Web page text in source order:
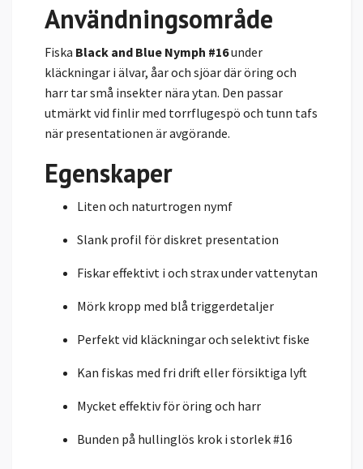
Användningsområde
Fiska Black and Blue Nymph #16under
kläckningar i älvar, åar och sjöar där öring och
harr tar små insekter nära ytan. Den passar
utmärkt vid finlir med torrflugespö och tunn tafs
när presentationen är avgörande.
Egenskaper
Liten och naturtrogen nymf
Slank profil för diskret presentation
Fiskar effektivt i och strax under vattenytan
Mörk kropp med blå triggerdetaljer
Perfekt vid kläckningar och selektivt fiske
Kan fiskas med fri drift eller försiktiga lyft
Mycket effektiv för öring och harr
Bunden på hullinglös krok i storlek #16